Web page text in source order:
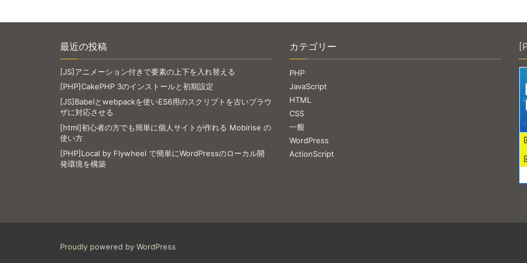
最近の投稿
[JS]アニメーション付きで要素の上下を入れ替える
[PHP]CakePHP 3のインストールと初期設定
[JS]Babelとwebpackを使いES6用のスクリプトを古いブラウ
ザに対応させる
[html]初心者の方でも簡単に個人サイトが作れる Mobirise の
使い方
[PHP]Local by Flywheel で簡単にWordPressのローカル開
発環境を構築
カテゴリー
PHP
JavaScript
HTML
CSS
一般
WordPress
ActionScript
Proudly powered by WordPress